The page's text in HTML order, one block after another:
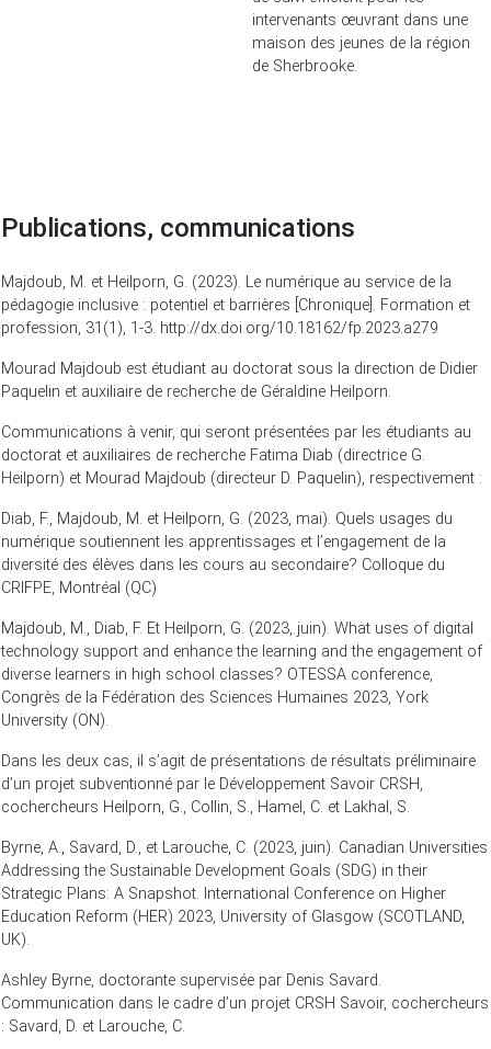
intervenants œuvrant dans une
maison des jeunes de la région
de Sherbrooke.
Publications, communications
Majdoub, M. et Heilporn, G. (2023). Le numérique au service de la
pédagogie inclusive : potentiel et barrières [Chronique]. Formation et
profession, 31(1), 1-3. http://dx.doi.org/10.18162/fp.2023.a279
Mourad Majdoub est étudiant au doctorat sous la direction de Didier
Paquelin et auxiliaire de recherche de Géraldine Heilporn.
Communications à venir, qui seront présentées par les étudiants au
doctorat et auxiliaires de recherche Fatima Diab (directrice G.
Heilporn) et Mourad Majdoub (directeur D. Paquelin), respectivement :
Diab, F., Majdoub, M. et Heilporn, G. (2023, mai). Quels usages du
numérique soutiennent les apprentissages et l’engagement de la
diversité des élèves dans les cours au secondaire? Colloque du
CRIFPE, Montréal (QC)
Majdoub, M., Diab, F. Et Heilporn, G. (2023, juin). What uses of digital
technology support and enhance the learning and the engagement of
diverse learners in high school classes? OTESSA conference,
Congrès de la Fédération des Sciences Humaines 2023, York
University (ON).
Dans les deux cas, il s’agit de présentations de résultats préliminaire
d’un projet subventionné par le Développement Savoir CRSH,
cochercheurs Heilporn, G., Collin, S., Hamel, C. et Lakhal, S.
Byrne, A., Savard, D., et Larouche, C. (2023, juin). Canadian Universities
Addressing the Sustainable Development Goals (SDG) in their
Strategic Plans: A Snapshot. International Conference on Higher
Education Reform (HER) 2023, University of Glasgow (SCOTLAND,
UK).
Ashley Byrne, doctorante supervisée par Denis Savard.
Communication dans le cadre d’un projet CRSH Savoir, cochercheurs
: Savard, D. et Larouche, C.